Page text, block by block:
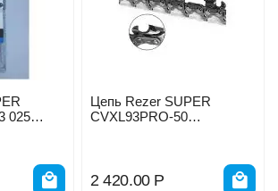
Цепь Rezer SUPER
СVXL93PRO-50
2 420.00 Р